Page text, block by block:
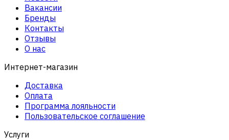
Вакансии
Бренды
Контакты
Отзывы
О нас
Интернет-магазин
Доставка
Оплата
Программа лояльности
Пользовательское соглашение
Услуги